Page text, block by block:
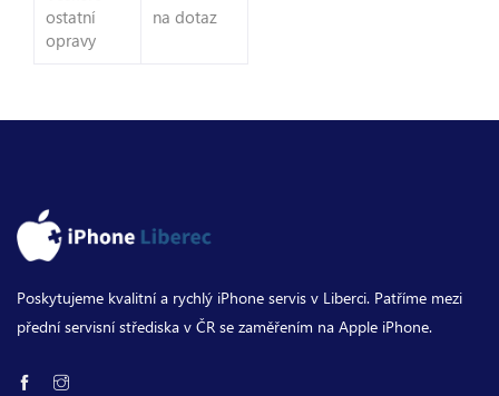
ostatní
opravy
na dotaz
Poskytujeme kvalitní a rychlý iPhone servis v Liberci. Patříme mezi
přední servisní střediska v ČR se zaměřením na Apple iPhone.